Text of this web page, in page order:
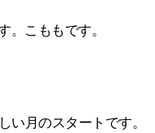
。こももです。
い月のスタートです。